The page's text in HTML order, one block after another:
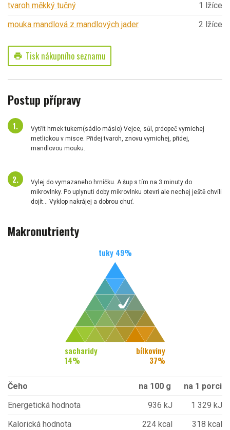
tvaroh měkký tučný
1 lžíce
mouka mandlová z mandlových jader
2 lžíce
print Tisk nákupního seznamu
Postup přípravy
Vytřít hrnek tukem(sádlo máslo) Vejce, sůl, prdopeč vymichej
metlickou v misce. Přidej tvaroh, znovu vymichej, přidej,
mandlovou mouku.
Vylej do vymazaneho hrníčku. A šup s tím na 3 minuty do
mikrovlnky. Po uplynuti doby mikrovlnku otevri ale nechej ještě chvíli
dojít... Vyklop nakrájej a dobrou chuť.
Makronutrienty
tuky 49%
sacharidy
14%
bílkoviny
37%
Čeho na 100 g
na 1 porci
Energetická hodnota
936 kJ
1 329 kJ
Kalorická hodnota
224 kcal
318 kcal